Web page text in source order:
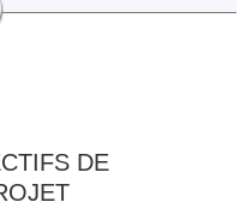
DE